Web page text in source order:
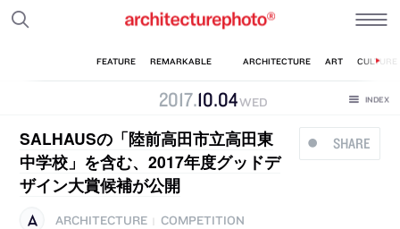
2017.10.04WED
SHARE
SALHAUSの「陸前高田市立高田東
中学校」を含む、2017年度グッドデ
ザイン大賞候補が公開
ARCHITECTURE
COMPETITION